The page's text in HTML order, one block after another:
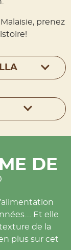
prenez
DE
Et elle
de la
plus sur cet